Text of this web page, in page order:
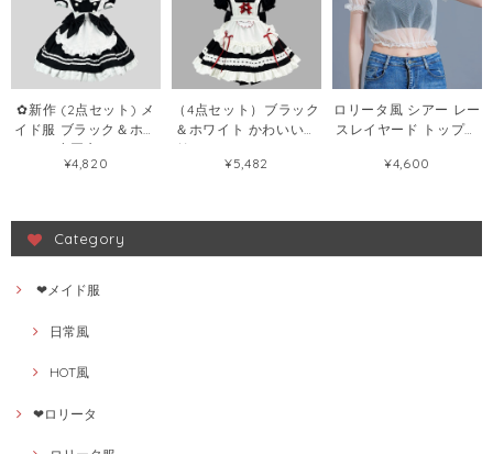
✿新作 (2点セット) メ
イド服 ブラック＆ホワ
イトの小悪魔 ロリータ
系かわいい お料理娘コ
¥4,820
（4点セット）ブラック
＆ホワイト かわいい軟
妹メイドロリータワン
ピース メイド服 軟妹カ
¥5,482
ロリータ風 シアー レー
スレイヤード トップス
ンナー ブラウス
¥4,600
Category
❤メイド服
日常風
HOT風
❤ロリータ